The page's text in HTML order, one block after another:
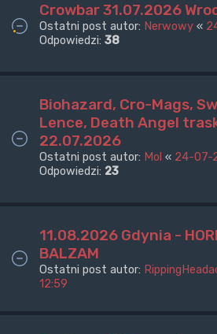
Crowbar 31.07.2026
Ostatni post autor: Nerwowy «
Odpowiedzi: 38
Biohazard, Cro-Mags,
Lence, Death Angel
22.07.2026
Ostatni post autor: Mol « 24-07-
Odpowiedzi: 23
11.08.2026 Gdynia -
BALZAM
Ostatni post autor:
12:59